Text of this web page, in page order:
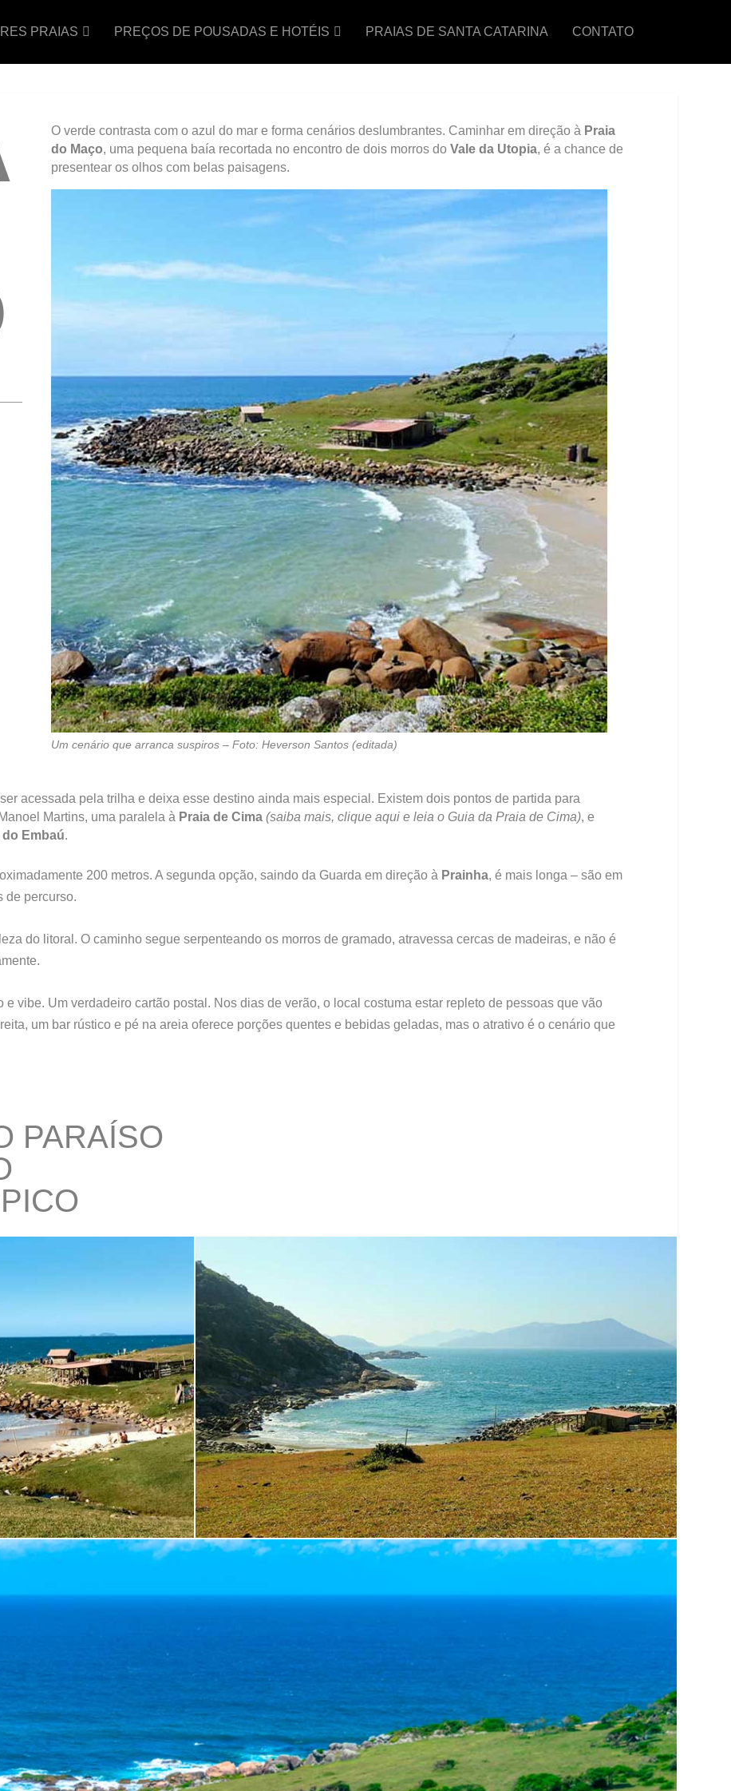
PRAIAS PREÇOS DE POUSADAS E HOTÉIS PRAIAS DE SANTA CATARINA CONTATO
O verde contrasta com o azul do mar e forma cenários deslumbrantes. Caminhar em direção à Praia
do Maço, uma pequena baía recortada no encontro de dois morros do Vale da Utopia, é a chance de
presentear os olhos com belas paisagens.
Um cenário que arranca suspiros – Foto: Heverson Santos (editada)
acessada pela trilha e deixa esse destino ainda mais especial. Existem dois pontos de partida para
Martins, uma paralela à Praia de Cima (saiba mais, clique aqui e leia o Guia da Praia de Cima), e
Embaú.
200 metros. A segunda opção, saindo da Guarda em direção à Prainha, é mais longa – são em
de percurso.
do litoral. O caminho segue serpenteando os morros de gramado, atravessa cercas de madeiras, e não é
e vibe. Um verdadeiro cartão postal. Nos dias de verão, o local costuma estar repleto de pessoas que vão
um bar rústico e pé na areia oferece porções quentes e bebidas geladas, mas o atrativo é o cenário que
PARAÍSO